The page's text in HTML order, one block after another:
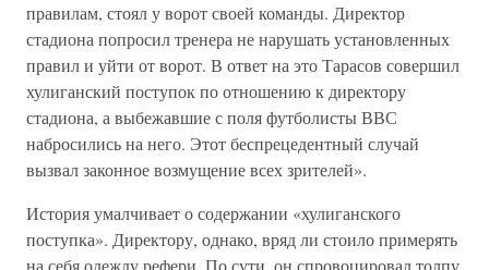
правилам, стоял у ворот своей команды. Директор
стадиона попросил тренера не нарушать установленных
правил и уйти от ворот. В ответ на это Тарасов совершил
хулиганский поступок по отношению к директору
стадиона, а выбежавшие с поля футболисты ВВС
набросились на него. Этот беспрецедентный случай
вызвал законное возмущение всех зрителей».
История умалчивает о содержании «хулиганского
поступка». Директору, однако, вряд ли стоило примерять
на себя одежду рефери. По сути, он спровоцировал толпу